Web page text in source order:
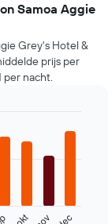
Samoa Aggie
Grey's Hotel &
prijs per
per nacht.
okt